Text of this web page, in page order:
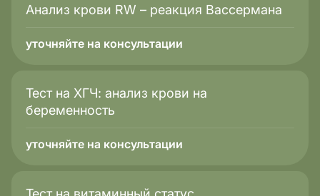
Анализ крови RW – реакция Вассермана
уточняйте на консультации
Тест на ХГЧ: анализ крови на
беременность
уточняйте на консультации